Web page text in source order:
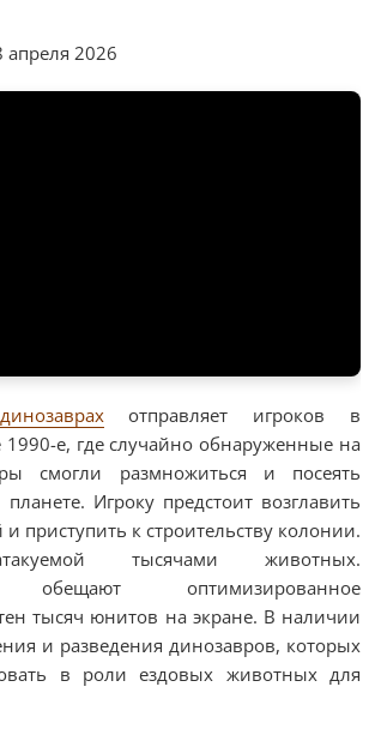
апреля 2026
отправляет игроков в
е, где случайно обнаруженные на
смогли размножиться и посеять
Игроку предстоит возглавить
приступить к строительству колонии.
тысячами животных.
обещают оптимизированное
тысяч юнитов на экране. В наличии
и разведения динозавров, которых
в роли ездовых животных для